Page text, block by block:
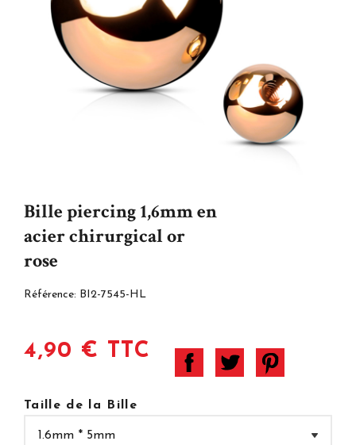
Bille piercing 1,6mm en
acier chirurgical or
rose
Référence: BI2-7545-HL
4,90 € TTC
Taille de la Bille